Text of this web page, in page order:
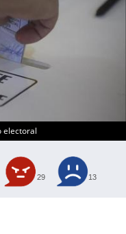
electoral
29 13